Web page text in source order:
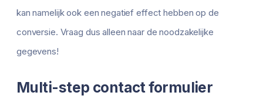
kan namelijk ook een negatief effect hebben op de
conversie. Vraag dus alleen naar de noodzakelijke
gegevens!
Multi-step contact formulier